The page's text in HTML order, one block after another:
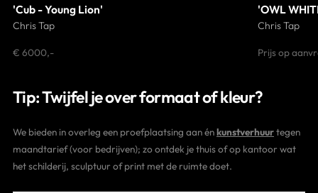
'Cub - Young Lion'
Chris Tap
€ 6000,-
'OWL
Chris Tap
Prijs op
Tip: Twijfel je over formaat of kleur?
We bieden in overleg een proefplaatsing aan énkunstverhuurtegen
maandtarief (voor bedrijven); zo ontdek je thuis of op kantoor wat
het schilderij, sculptuur of print met de ruimte doet.